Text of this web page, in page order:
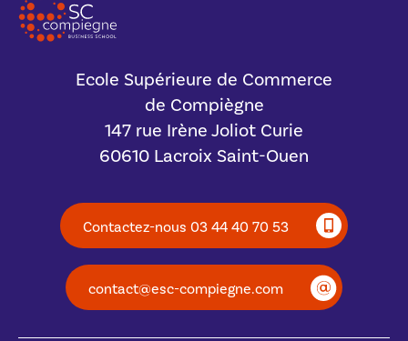
Ecole Supérieure de Commerce
de Compiègne
147 rue Irène Joliot Curie
60610 Lacroix Saint-Ouen
Contactez-nous 03 44 40 70 53
contact@esc-compiegne.com